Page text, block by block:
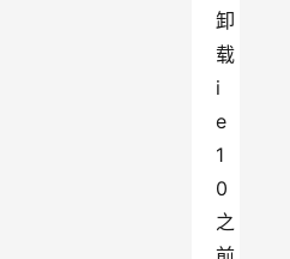
卸
载
i
e
1
0
之